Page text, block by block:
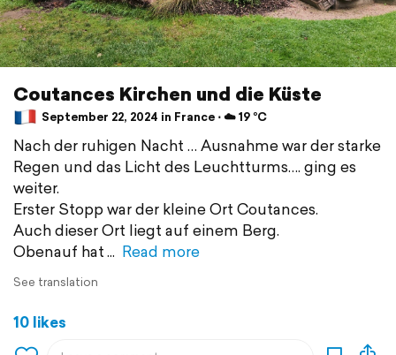
Coutances Kirchen und die Küste
September 22, 2024 in France ⋅ ☁️ 19 °C
Nach der ruhigen Nacht … Ausnahme war der starke
Regen und das Licht des Leuchtturms…. ging es
weiter.
Erster Stopp war der kleine Ort Coutances.
Auch dieser Ort liegt auf einem Berg.
Obenauf hat
Read more
See translation
10 likes